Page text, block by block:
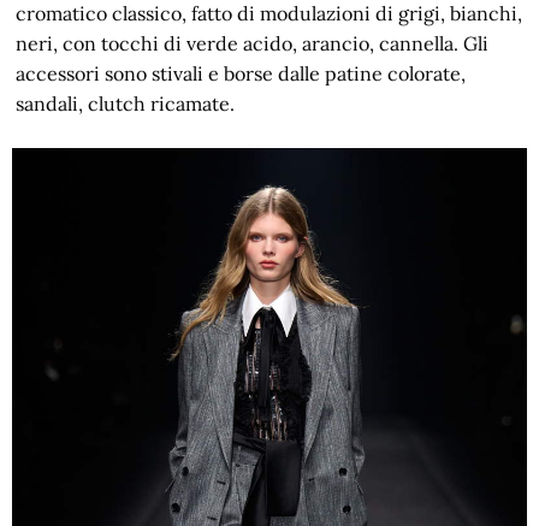
cromatico classico, fatto di modulazioni di grigi, bianchi,
neri, con tocchi di verde acido, arancio, cannella. Gli
accessori sono stivali e borse dalle patine colorate,
sandali, clutch ricamate.